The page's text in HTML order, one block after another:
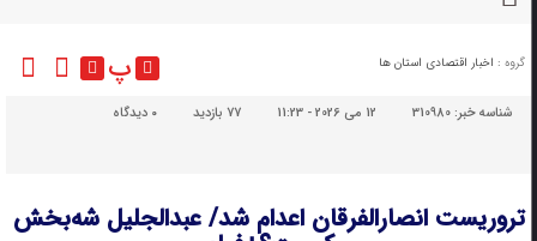
گروه : اخبار اقتصادی استان ها پ
شناسه خبر:310980 12 می 2026 - 11:23 77 بازدید دیدگاه
تروریست‌ انصارالفرقان اعدام شد/ عبدالجلیل شه‌بخش